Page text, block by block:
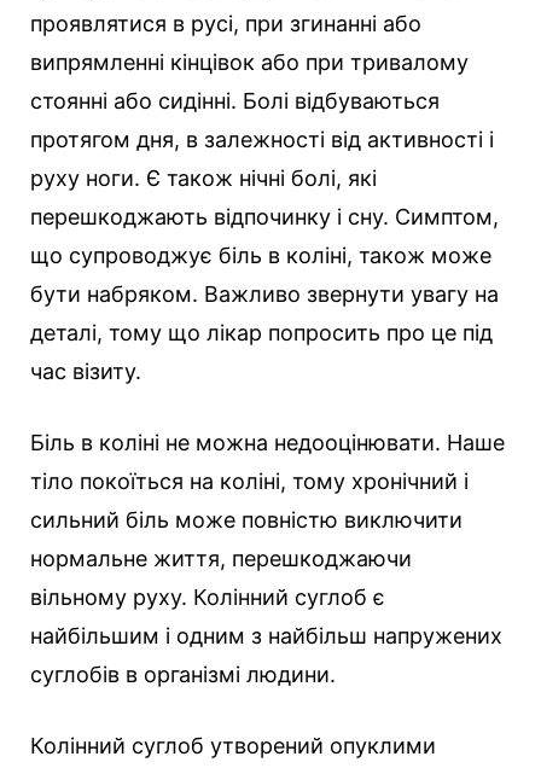
проявлятися в русі, при згинанні або
випрямленні кінцівок або при тривалому
стоянні або сидінні. Болі відбуваються
протягом дня, в залежності від активності і
руху ноги. Є також нічні болі, які
перешкоджають відпочинку і сну. Симптом,
що супроводжує біль в коліні, також може
бути набряком. Важливо звернути увагу на
деталі, тому що лікар попросить про це під
час візиту.
Біль в коліні не можна недооцінювати. Наше
тіло покоїться на коліні, тому хронічний і
сильний біль може повністю виключити
нормальне життя, перешкоджаючи
вільному руху. Колінний суглоб є
найбільшим і одним з найбільш напружених
суглобів в організмі людини.
Колінний суглоб утворений опуклими